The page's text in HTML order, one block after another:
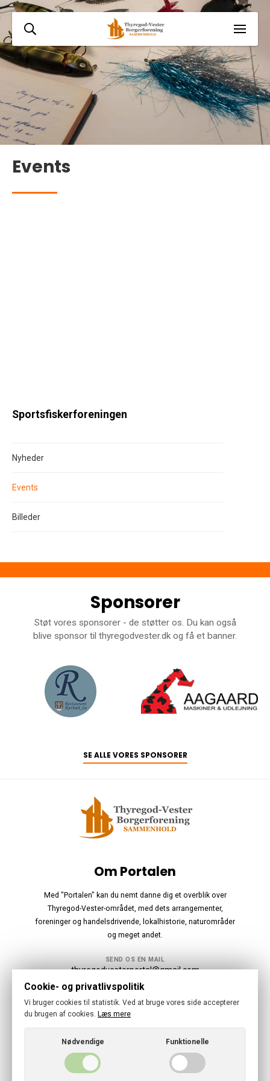
Events
Sportsfiskerforeningen
Nyheder
Events
Billeder
Sponsorer
Støt vores sponsorer - de støtter os. Du kan også
blive sponsor til thyregodvester.dk og få et banner.
SE ALLE VORES SPONSORER
Om Portalen
Med "Portalen" kan du nemt danne dig et overblik over
Thyregod-Vester-området, med dets arrangementer,
foreninger og handelsdrivende, lokalhistorie, naturområder
og meget andet.
SEND OS EN MAIL
thyregodvesterportal@gmail.com
Følg os
Cookie- og privatlivspolitik
Vi bruger cookies til statistik. Ved at bruge vores side accepterer
du brugen af cookies. Læs mere
Nødvendige Funktionelle